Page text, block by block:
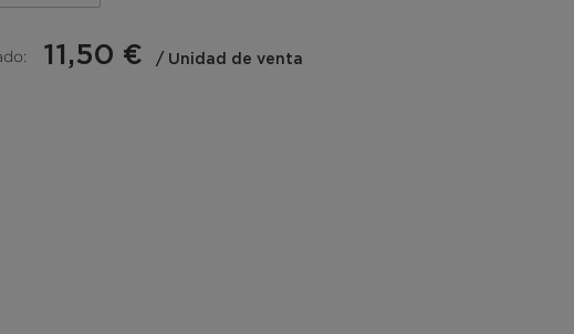
11,50 € / Unidad de venta